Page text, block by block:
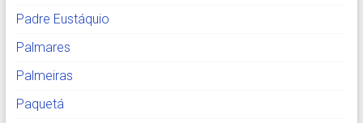
Padre Eustáquio
Palmares
Palmeiras
Paquetá